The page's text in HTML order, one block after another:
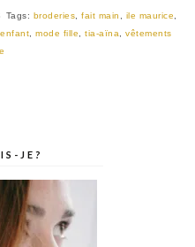
Tags: broderies fait main ile maurice
mode fille tia-aïna
vêtements
JE?